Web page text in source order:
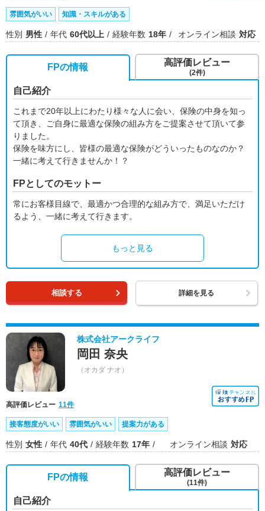
雰囲気がいい 知識・スキルがある
性別 男性 年代 60代以上 経験年数 18年 オンライン相談 対応
FPの情報
自己紹介
これまで20年以上にわたり様々な人に会い、保険の中身を知っ
て頂き、ご自身に最適な保険の組み方をご提案させて頂いて参
りました。
保険を味方にし、皆様の最適な保険がどういったものなのか？
一緒に考えて行きませんか！？
FPとしてのモットー
常にお客様目線で、最適かつ合理的な組み方で、満足いただけ
るよう、一緒に考えて行きます。
もっと見る
高評価レビュー
(2件)
相談する 詳細を見る
株式会社アークライフ
岡田 奈央
（オカダ ナオ）
高評価レビュー 11件
接客態度がいい 雰囲気がいい 提案力がある
性別 女性 年代 40代 経験年数 17年 オンライン相談 対応
FPの情報
自己紹介
高評価レビュー
(11件)